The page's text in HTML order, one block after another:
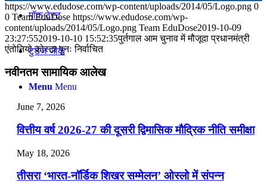
मॉक टेस्ट
टुडेज जीके
Menu Menu
July 31, 2026
📝 डेली करेंट अफेयर्स: 28-31 जुलाई 2026
July 28, 2026
📝 डेली करेंट अफेयर्स: 25-27 जुलाई 2026
July 25, 2026
📝 डेली करेंट अफेयर्स: 22-24 जुलाई 2026
July 22, 2026
📝 डेली करेंट अफेयर्स: 19-21 जुलाई 2026
https://www.edudose.com/wp-content/uploads/2014/05/Logo.png 0
0 Team EduDose https://www.edudose.com/wp-
content/uploads/2014/05/Logo.png Team EduDose2019-10-09
23:27:552019-10-10 15:52:35पुर्तगाल आम चुनाव में मौजूदा प्रधानमंत्री
एंतोनियो कोस्‍टा पुनः निर्वाचित
नवीनतम सामायिक आलेख
June 7, 2026
वित्तीय वर्ष 2026-27 की दूसरी द्विमासिक मौद्रिक नीति समीक्षा
May 18, 2026
तीसरा ‘भारत-नॉर्डिक शिखर सम्मेलन’ ओस्लो में संपन्न